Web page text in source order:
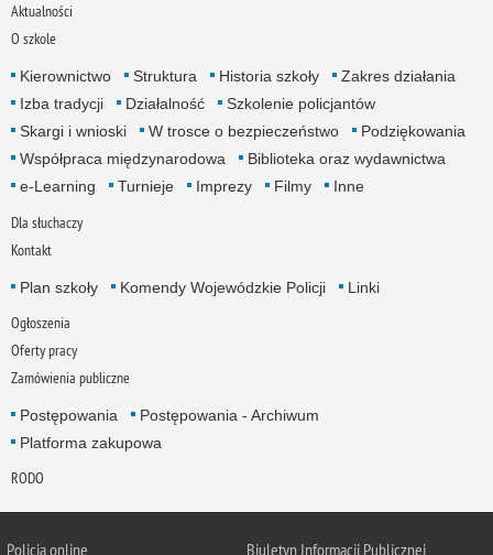
Aktualności
O szkole
Kierownictwo Struktura Historia szkoły
Zakres działania
Izba tradycji
Działalność
Szkolenie policjantów
Skargi i wnioski
W trosce o bezpieczeństwo
Podziękowania
Współpraca międzynarodowa
Biblioteka oraz wydawnictwa
e-Learning
Turnieje Imprezy Filmy Inne
Dla słuchaczy
Kontakt
Plan szkoły Komendy Wojewódzkie Policji Linki
Ogłoszenia
Oferty pracy
Zamówienia publiczne
Postępowania
Postępowania - Archiwum
Platforma zakupowa
RODO
Policja online Biuletyn Informacji Publicznej